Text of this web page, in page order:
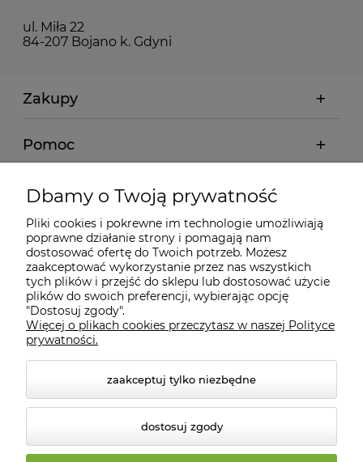
ul. Miła 22
84-207 Bojano k. Gdyni
Zakupy
Pomoc
Moje konto
Informacje
O nas
Kontakt
Dbamy o Twoją prywatność
Pliki cookies i pokrewne im technologie umożliwiają
poprawne działanie strony i pomagają nam
dostosować ofertę do Twoich potrzeb. Możesz
zaakceptować wykorzystanie przez nas wszystkich
tych plików i przejść do sklepu lub dostosować użycie
plików do swoich preferencji, wybierając opcję
"Dostosuj zgody".
Więcej o plikach cookies przeczytasz w naszej Polityce
prywatności.
zaakceptuj tylko niezbędne
dostosuj zgody